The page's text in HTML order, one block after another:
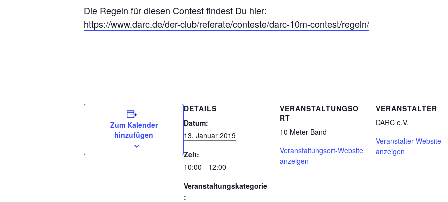
Die Regeln für diesen Contest findest Du hier:
https://www.darc.de/der-club/referate/conteste/darc-10m-contest/regeln/
Zum Kalender
hinzufügen
DETAILS
Datum:
13. Januar 2019
Zeit:
10:00 - 12:00
Veranstaltungskategorie
:
VERANSTALTUNGSO
RT
10 Meter Band
Veranstaltungsort-Website
anzeigen
VERANSTALTER
DARC e.V.
Veranstalter-Website
anzeigen